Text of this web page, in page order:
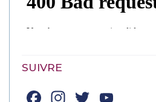
SUIVRE